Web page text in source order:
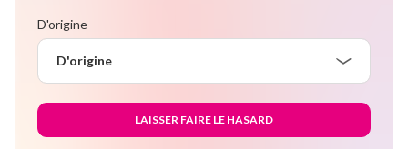
D'origine
D'origine